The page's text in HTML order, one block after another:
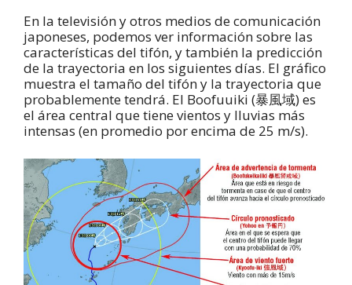
En la televisión y otros medios de comunicación
japoneses, podemos ver información sobre las
características del tifón, y también la predicción
de la trayectoria en los siguientes días. El gráfico
muestra el tamaño del tifón y la trayectoria que
probablemente tendrá. El Boofuuiki (暴風域) es
el área central que tiene vientos y lluvias más
intensas (en promedio por encima de 25 m/s).